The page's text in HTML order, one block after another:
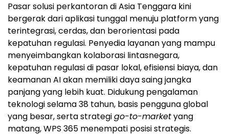
Pasar solusi perkantoran di Asia Tenggara kini
bergerak dari aplikasi tunggal menuju platform yang
terintegrasi, cerdas, dan berorientasi pada
kepatuhan regulasi. Penyedia layanan yang mampu
menyeimbangkan kolaborasi lintasnegara,
kepatuhan regulasi di pasar lokal, efisiensi biaya, dan
keamanan AI akan memiliki daya saing jangka
panjang yang lebih kuat. Didukung pengalaman
teknologi selama 38 tahun, basis pengguna global
yang besar, serta strategigo-to-marketyang
matang, WPS 365 menempati posisi strategis.